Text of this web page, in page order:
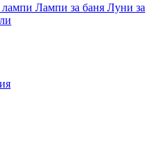
Лампи за баня Луни за